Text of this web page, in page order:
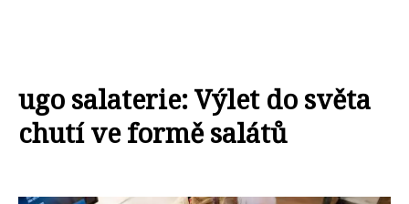
ugo salaterie: Výlet do světa
chutí ve formě salátů